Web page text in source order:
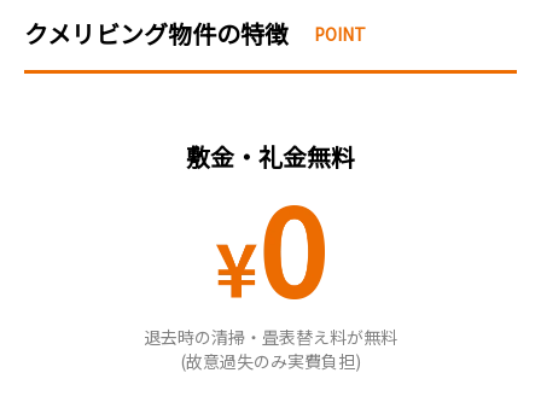
クメリビング物件の特徴
敷金・礼金無料
退去時の清掃・畳表替え料が無料
(故意過失のみ実費負担)